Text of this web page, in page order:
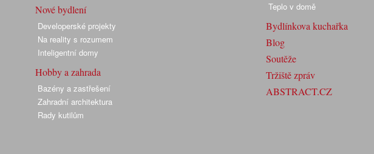
Nové bydlení
Developerské projekty
Na reality s rozumem
Inteligentní domy
Hobby a zahrada
Bazény a zastřešení
Zahradní architektura
Rady kutilům
Teplo v domě
Bydlínkova kuchařka
Blog
Soutěže
Tržiště zpráv
ABSTRACT.CZ